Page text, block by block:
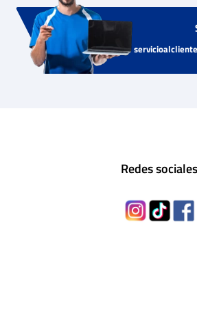
Redes sociales